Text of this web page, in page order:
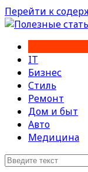
Перейти к
IT
Бизнес
Стиль
Ремонт
Дом и быт
Авто
Медицина